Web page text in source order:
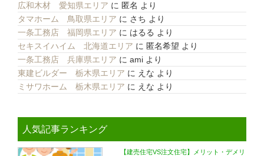
広和木材 愛知県エリア に 匿名 より
タマホーム 鳥取県エリア に さち より
一条工務店 福岡県エリア に はるる より
セキスイハイム 北海道エリア に 匿名希望 より
一条工務店 兵庫県エリア に ami より
東建ビルダー 栃木県エリア に えな より
ミサワホーム 栃木県エリア に えな より
人気記事ランキング
【建売住宅VS注文住宅】メリット・デメリ